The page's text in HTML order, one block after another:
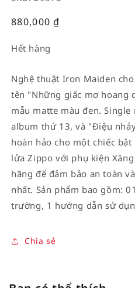
Giá
880,000₫
Hết hàng
Nghệ thuật Iron Maiden
tên "Những giấc mơ hoang
mẫu matte màu đen.
album thứ 13, và "Điệu
hoàn hảo cho một chiếc
lửa Zippo với phụ kiện
hãng để đảm bảo an toàn
nhất. Sản phẩm bao gồm:
trường, 1 hướng dẫn sử
Chia sẻ